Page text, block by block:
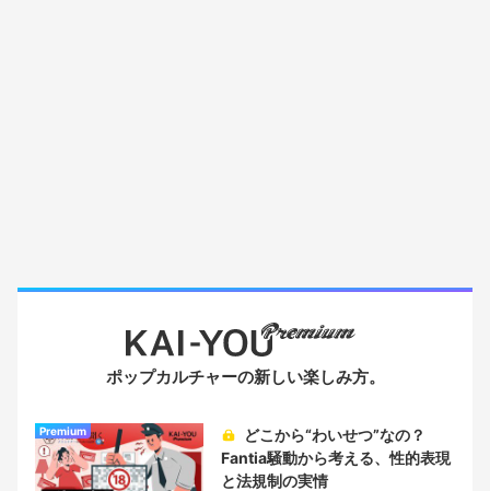
ポップカルチャーの新しい楽しみ方。
Premium
Fantia騒動から考える、性的表現
と法規制の実情